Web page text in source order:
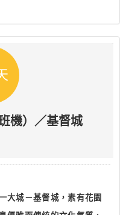
機）／基督城
大城－基督城，素有花園